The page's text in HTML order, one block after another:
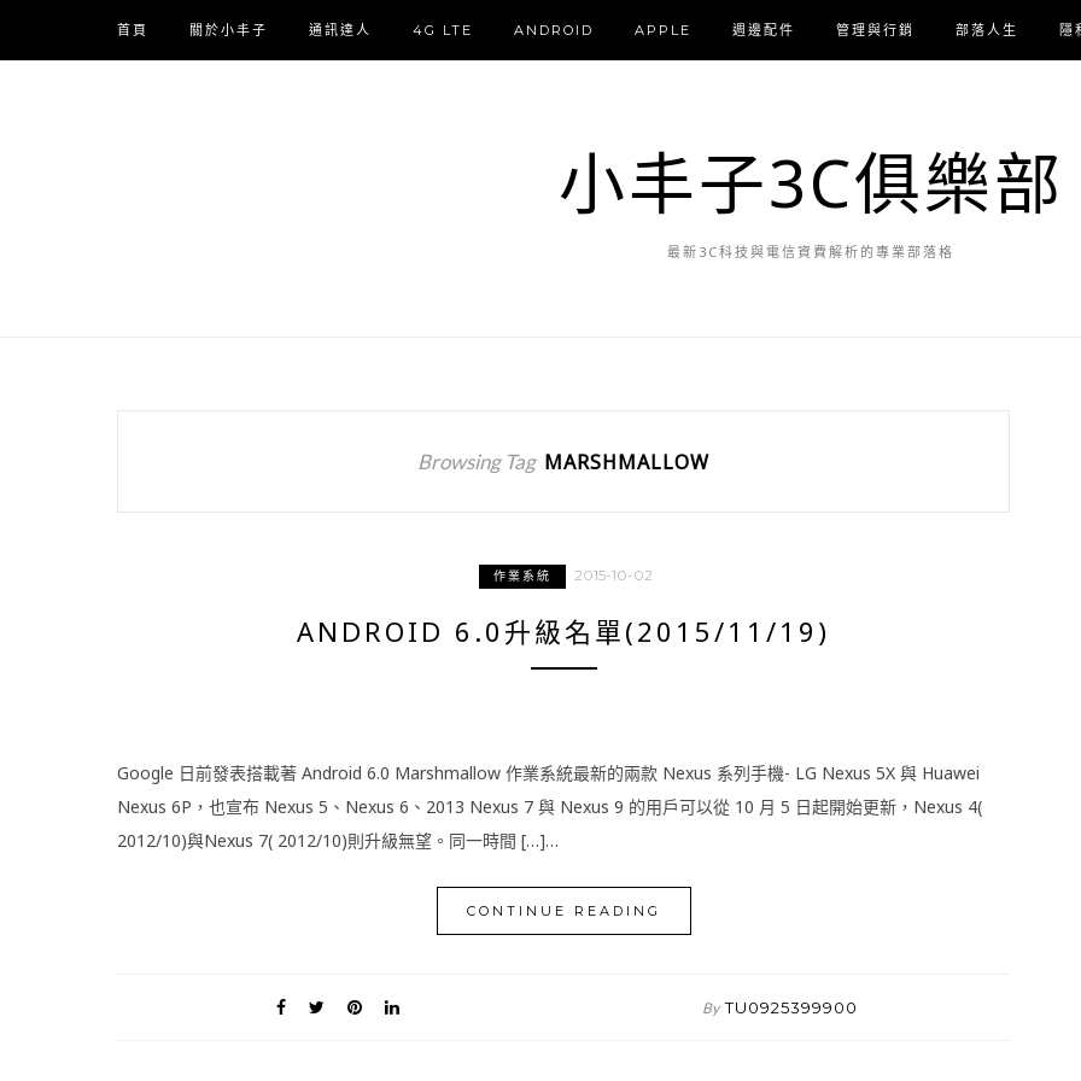
首頁 關於小丰子 通訊達人 4G LTE ANDROID APPLE 週邊配件 管理與行銷 部落人生 隱
小丰子3C俱樂部
最新3C科技與電信資費解析的專業部落格
Browsing Tag MARSHMALLOW
作業系統 2015-10-02
ANDROID 6.0升級名單(2015/11/19)
Google 日前發表搭載著 Android 6.0 Marshmallow 作業系統最新的兩款 Nexus 系列手機- LG Nexus 5X 與 Huawei
Nexus 6P，也宣布 Nexus 5、Nexus 6、2013 Nexus 7 與 Nexus 9 的用戶可以從 10 月 5 日起開始更新，Nexus 4(
2012/10)與Nexus 7( 2012/10)則升級無望。同一時間 […]…
CONTINUE READING
By TU0925399900